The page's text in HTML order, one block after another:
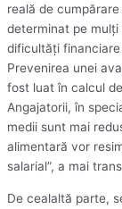
reală de
determinat pe
dificultăţi
Prevenirea unei
fost luat în calcul
Angajatorii, în
medii sunt mai
alimentară vor
salarial”, a mai
De cealaltă parte,